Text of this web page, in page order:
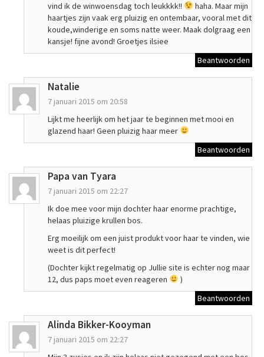
vind ik de winwoensdag toch leukkkk!!
haha. Maar mijn
haartjes zijn vaak erg pluizig en ontembaar, vooral met dit
koude,winderige en soms natte weer. Maak dolgraag een
kansje! fijne avond! Groetjes ilsiee
Beantwoorden
Natalie
7 januari 2015 om 20:58
Lijkt me heerlijk om het jaar te beginnen met mooi en
glazend haar! Geen pluizig haar meer
Beantwoorden
Papa van Tyara
7 januari 2015 om 22:27
Ik doe mee voor mijn dochter haar enorme prachtige,
helaas pluizige krullen bos.
Erg moeilijk om een juist produkt voor haar te vinden, wie
weet is dit perfect!
(Dochter kijkt regelmatig op Jullie site is echter nog maar
12, dus paps moet even reageren
)
Beantwoorden
Alinda Bikker-Kooyman
7 januari 2015 om 22:27